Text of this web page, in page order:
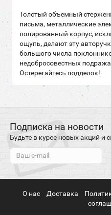
Толстый объемный
письма, металлические
полированный корпус,
ощупь, делают эту
большого числа
недобросовестных
Остерегайтесь подделок!
Подписка на новости
Будьте в курсе новых акций и
О нас Доставка